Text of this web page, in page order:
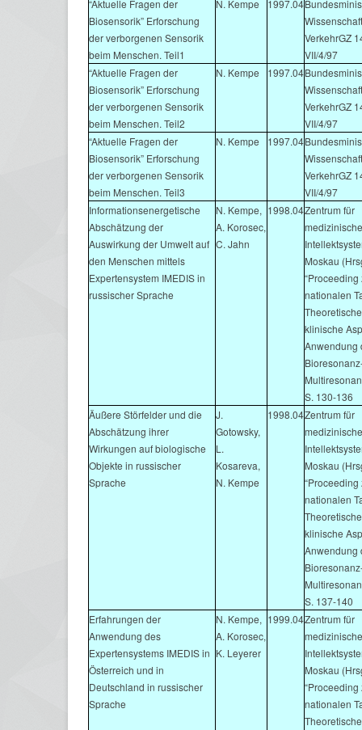
“Aktuelle Fragen der
Biosensorik” Erforschung
der verborgenen Sensorik
beim Menschen. Teil1
N. Kempe 1997.04
VerkehrGZ
VII/4/97
“Aktuelle Fragen der
Biosensorik” Erforschung
der verborgenen Sensorik
beim Menschen. Teil2
N. Kempe 1997.04
VerkehrGZ
VII/4/97
“Aktuelle Fragen der
Biosensorik” Erforschung
der verborgenen Sensorik
beim Menschen. Teil3
N. Kempe 1997.04
VerkehrGZ
VII/4/97
Informationsenergetische
Abschätzung der
Auswirkung der Umwelt auf
den Menschen mittels
Expertensystem IMEDIS in
russischer Sprache
N. Kempe,
A. Korosec,
C. Jahn
1998.04Zentrum für
medizinische
Moskau
“Proceeding
nationalen
klinische
Anwendung
S. 130-136
Äußere Störfelder und die
Abschätzung ihrer
Wirkungen auf biologische
Objekte in russischer
Sprache
J.
Gotowsky,
L.
Kosareva,
N. Kempe
1998.04Zentrum für
medizinische
Moskau
“Proceeding
nationalen
klinische
Anwendung
S. 137-140
Erfahrungen der
Anwendung des
Expertensystems IMEDIS in
Österreich und in
Deutschland in russischer
Sprache
N. Kempe,
A. Korosec,
K. Leyerer
1999.04Zentrum für
medizinische
Moskau
“Proceeding
nationalen